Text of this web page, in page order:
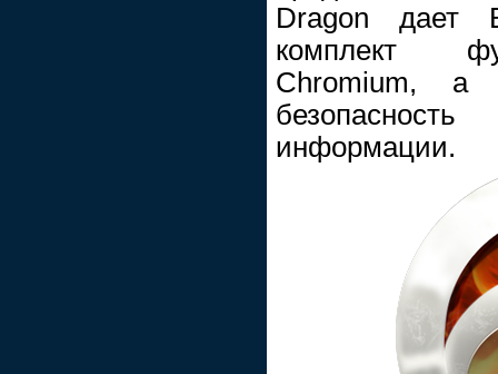
Dragon дает
комплект
Chromium, а
информации.